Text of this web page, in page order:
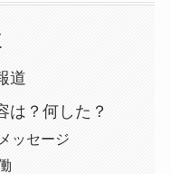
道
は？何した？
ッセージ